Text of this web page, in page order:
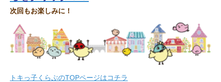
次回もお楽しみに！
トキっ子くらぶのTOPページはコチラ